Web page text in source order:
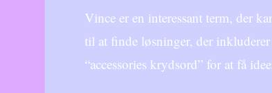
Vince er en interessant term, der
til at finde løsninger, der
“accessories krydsord” for at få